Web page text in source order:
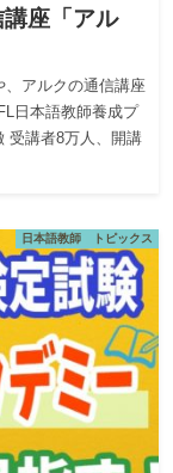
講座「アル
、アルクの通信講座
日本語教師養成プ
受講者8万人、開講
日本語教師 トピックス